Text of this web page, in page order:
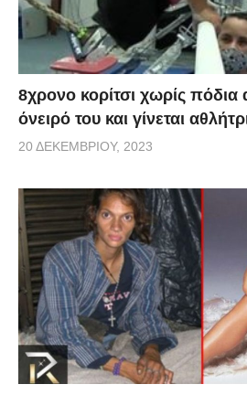
8χρονο κορίτσι χωρίς πόδια
όνειρό του και γίνεται
20 ΔΕΚΕΜΒΡΊΟΥ, 2023